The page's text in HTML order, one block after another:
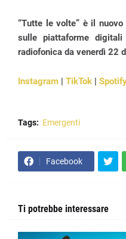
“Tutte le volte” è il
sulle piattaforme
radiofonica da venerdì 22
Instagram | TikTok |
Tags: Emergenti
Facebook
Ti potrebbe interessare